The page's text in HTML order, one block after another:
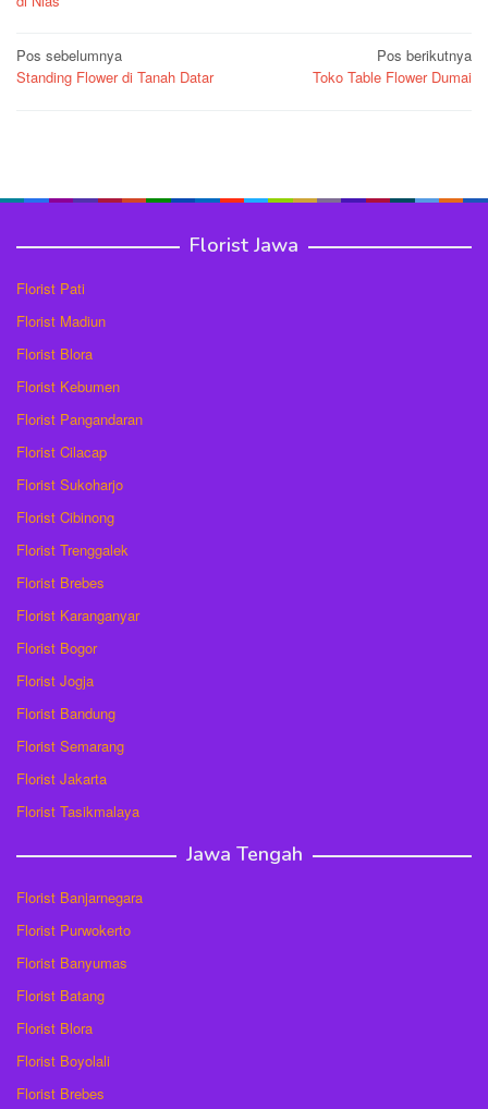
Navigasi
pos
Pos sebelumnya
Standing Flower di Tanah Datar
Pos berikutnya
Toko Table Flower Dumai
Florist Jawa
Florist Pati
Florist Madiun
Florist Blora
Florist Kebumen
Florist Pangandaran
Florist Cilacap
Florist Sukoharjo
Florist Cibinong
Florist Trenggalek
Florist Brebes
Florist Karanganyar
Florist Bogor
Florist Jogja
Florist Bandung
Florist Semarang
Florist Jakarta
Florist Tasikmalaya
Jawa Tengah
Florist Banjarnegara
Florist Purwokerto
Florist Banyumas
Florist Batang
Florist Blora
Florist Boyolali
Florist Brebes